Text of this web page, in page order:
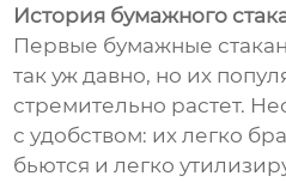
История бумажного
Первые бумажные
так уж давно, но их
стремительно растет.
с удобством: их легко
бьются и легко